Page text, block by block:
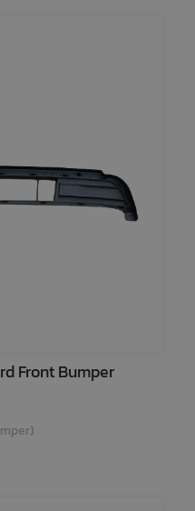
Front Bumper